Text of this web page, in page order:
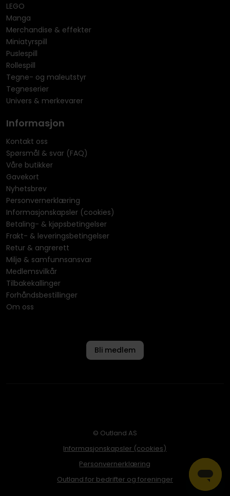
LEGO
Manga
Merchandise & effekter
Miniatyrspill
Puslespill
Rollespill
Tegne- og maleutstyr
Tegneserier
Univers & merkevarer
Informasjon
Kontakt oss
Spørsmål & svar (FAQ)
Våre butikker
Gavekort
Nyhetsbrev
Personvernerklæring
Informasjonskapsler (cookies)
Betaling- & kjøpsbetingelser
Frakt- & leveringsbetingelser
Retur & angrerett
Miljø & samfunnsansvar
Medlemsvilkår
Tilbakekallinger
Forhåndsbestillinger
Om oss
Bli medlem
© Outland AS
Informasjonskapsler (cookies)
Personvernerklæring
Outland for bedrifter og foreninger